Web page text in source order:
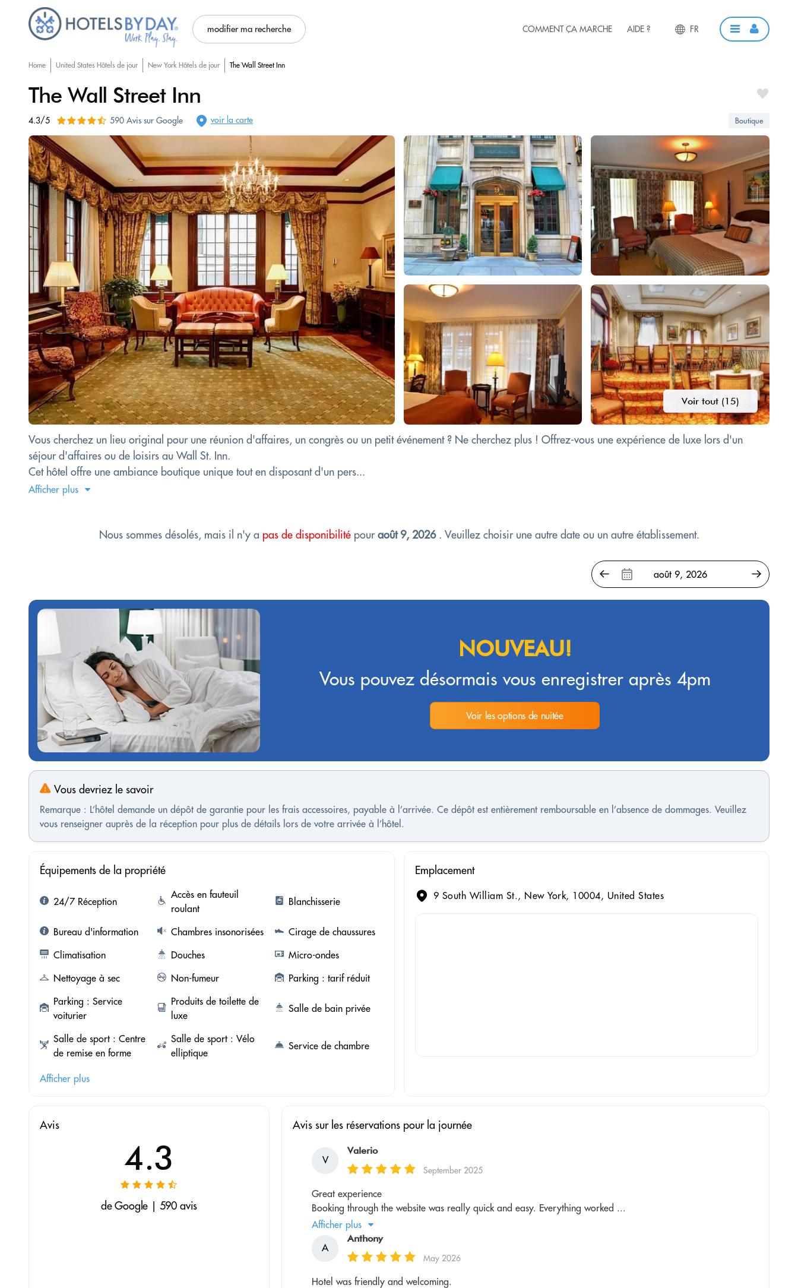
modifier ma recherche COMMENT ÇA MARCHE AIDE ? FR
Home United States Hôtels de jour New York Hôtels de jour The Wall Street Inn
The Wall Street Inn
4.3/5 590 Avis sur Google voir la carte Boutique
Voir tout (15)
Vous cherchez un lieu original pour une réunion d'affaires, un congrès ou un petit événement ? Ne cherchez plus ! Offrez-vous une expérience de luxe lors d'un
séjour d'affaires ou de loisirs au Wall St. Inn.
Cet hôtel offre une ambiance boutique unique tout en disposant d'un pers...
Afficher plus
Nous sommes désolés, mais il n'y a pas de disponibilitépouraoût 9, 2026. Veuillez choisir une autre date ou un autre établissement.
NOUVEAU!
Vous pouvez désormais vous enregistrer après 4pm
Voir les options de nuitée
Vous devriez le savoir
Remarque : L’hôtel demande un dépôt de garantie pour les frais accessoires, payable à l’arrivée. Ce dépôt est entièrement remboursable en l’absence de dommages. Veuillez
vous renseigner auprès de la réception pour plus de détails lors de votre arrivée à l’hôtel.
Équipements de la propriété
24/7 Réception
Accès en fauteuil
roulant
Blanchisserie
Bureau d'information Chambres insonorisées
Cirage de chaussures
Climatisation
Douches
Micro-ondes
Nettoyage à sec
Non-fumeur
Parking : tarif réduit
Parking : Service
voiturier
Produits de toilette de
luxe
Salle de bain privée
Salle de sport : Centre
de remise en forme
Salle de sport : Vélo
elliptique
Service de chambre
Afficher plus
Emplacement
9 South William St., New York, 10004, United States
Avis
4.3
de Google | 590 avis
Avis sur les réservations pour la journée
V
Valerio
September 2025
Great experience
Booking through the website was really quick and easy. Everything worked ...
Afficher plus
A
Anthony
May 2026
Hotel was friendly and welcoming.